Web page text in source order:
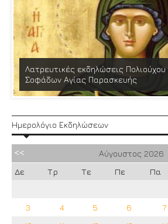
Λατρευτικές εκδηλώσεις Πολιούχου
Σοφάδων Αγίας Παρασκευής
Ημερολόγιο Εκδηλώσεων
Αύγουστος 2026
Δε
Τρ Τε Πε Πα
3
4 5 6 7